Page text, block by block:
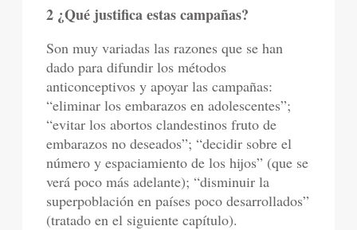
2 ¿Qué justifica estas campañas?
Son muy variadas las razones que se han
dado para difundir los métodos
anticonceptivos y apoyar las campañas:
“eliminar los embarazos en adolescentes”;
“evitar los abortos clandestinos fruto de
embarazos no deseados”; “decidir sobre el
número y espaciamiento de los hijos” (que se
verá poco más adelante); “disminuir la
superpoblación en países poco desarrollados”
(tratado en el siguiente capítulo).